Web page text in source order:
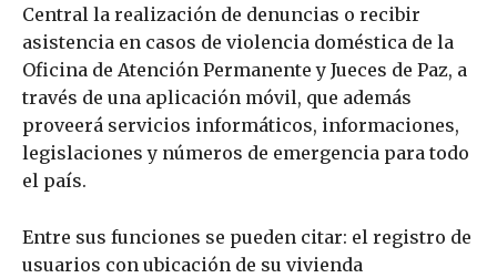
Central la realización de denuncias o recibir
asistencia en casos de violencia doméstica de la
Oficina de Atención Permanente y Jueces de Paz, a
través de una aplicación móvil, que además
proveerá servicios informáticos, informaciones,
legislaciones y números de emergencia para todo
el país.
Entre sus funciones se pueden citar: el registro de
usuarios con ubicación de su vivienda